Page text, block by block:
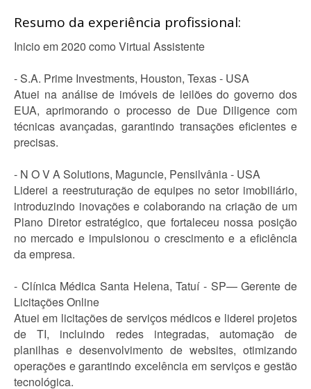
Resumo da experiência profissional:
Inicio em 2020 como Virtual Assistente
- S.A. Prime Investments, Houston, Texas - USA
Atuei na análise de imóveis de leilões do governo dos
EUA, aprimorando o processo de Due Diligence com
técnicas avançadas, garantindo transações eficientes e
precisas.
- N O V A Solutions, Maguncie, Pensilvânia - USA
Liderei a reestruturação de equipes no setor imobiliário,
introduzindo inovações e colaborando na criação de um
Plano Diretor estratégico, que fortaleceu nossa posição
no mercado e impulsionou o crescimento e a eficiência
da empresa.
- Clínica Médica Santa Helena, Tatuí - SP— Gerente de
Licitações Online
Atuei em licitações de serviços médicos e liderei projetos
de TI, incluindo redes integradas, automação de
planilhas e desenvolvimento de websites, otimizando
operações e garantindo excelência em serviços e gestão
tecnológica.